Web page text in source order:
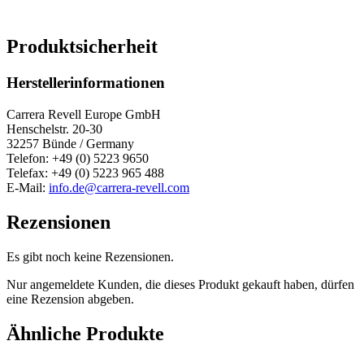
Produktsicherheit
Herstellerinformationen
Carrera Revell Europe GmbH
Henschelstr. 20-30
32257 Bünde / Germany
Telefon: +49 (0) 5223 9650
Telefax: +49 (0) 5223 965 488
E-Mail: info.de@carrera-revell.com
Rezensionen
Es gibt noch keine Rezensionen.
Nur angemeldete Kunden, die dieses Produkt gekauft haben, dürfen
eine Rezension abgeben.
Ähnliche Produkte